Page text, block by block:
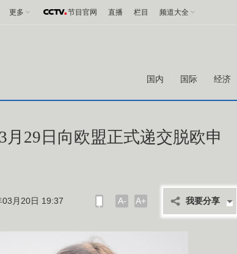
更多 节目官网 直播 栏目 频道大全
国内 国际 经济
月29日向欧盟正式递交脱欧申
月20日 19:37 A- A+ 我要分享